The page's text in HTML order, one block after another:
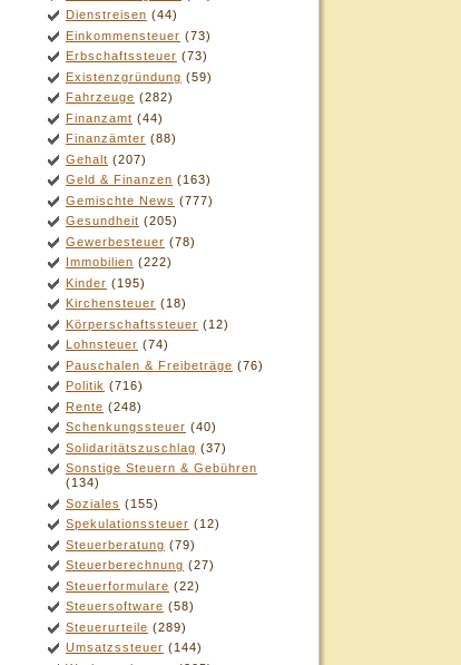
Dienstreisen (44)
Einkommensteuer (73)
Erbschaftssteuer (73)
Existenzgründung (59)
Fahrzeuge (282)
Finanzamt (44)
Finanzämter (88)
Gehalt (207)
Geld & Finanzen (163)
Gemischte News (777)
Gesundheit (205)
Gewerbesteuer (78)
Immobilien (222)
Kinder (195)
Kirchensteuer (18)
Körperschaftssteuer (12)
Lohnsteuer (74)
Pauschalen & Freibeträge (76)
Politik (716)
Rente (248)
Schenkungssteuer (40)
Solidaritätszuschlag (37)
Sonstige Steuern & Gebühren
(134)
Soziales (155)
Spekulationssteuer (12)
Steuerberatung (79)
Steuerberechnung (27)
Steuerformulare (22)
Steuersoftware (58)
Steuerurteile (289)
Umsatzssteuer (144)